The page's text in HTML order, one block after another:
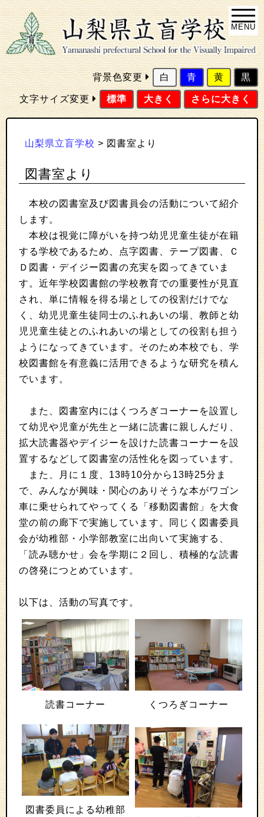
背景色変更 白 青 黄 黒
文字サイズ変更 標準 大きく さらに大きく
山梨県立盲学校 > 図書室より
図書室より
本校の図書室及び図書員会の活動について紹介
します。
本校は視覚に障がいを持つ幼児児童生徒が在籍
する学校であるため、点字図書、テープ図書、Ｃ
Ｄ図書・デイジー図書の充実を図ってきていま
す。近年学校図書館の学校教育での重要性が見直
され、単に情報を得る場としての役割だけでな
く、幼児児童生徒同士のふれあいの場、教師と幼
児児童生徒とのふれあいの場としての役割も担う
ようになってきています。そのため本校でも、学
校図書館を有意義に活用できるような研究を積ん
でいます。
また、図書室内にはくつろぎコーナーを設置し
て幼児や児童が先生と一緒に読書に親しんだり、
拡大読書器やデイジーを設けた読書コーナーを設
置するなどして図書室の活性化を図っています。
また、月に１度、13時10分から13時25分ま
で、みんなが興味・関心のありそうな本がワゴン
車に乗せられてやってくる「移動図書館」を大食
堂の前の廊下で実施しています。同じく図書委員
会が幼稚部・小学部教室に出向いて実施する、
「読み聴かせ」会を学期に２回し、積極的な読書
の啓発につとめています。
以下は、活動の写真です。
読書コーナー くつろぎコーナー
図書委員による幼稚部
MENU